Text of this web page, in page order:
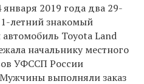
2019 года два 29-
летний знакомый
Toyota Land
начальнику местного
УФССП России
выполняли заказ